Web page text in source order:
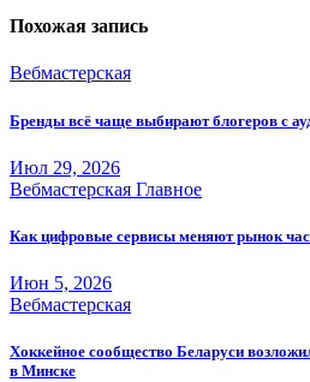
Похожая запись
Вебмастерская
Бренды всё чаще выбирают блогеров с
Июл 29, 2026
Вебмастерская Главное
Как цифровые сервисы меняют рынок
Июн 5, 2026
Вебмастерская
Хоккейное сообщество Беларуси
в Минске